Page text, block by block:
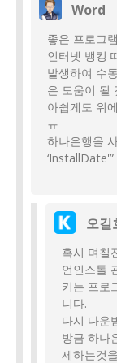
Word
좋은 프로그
인터넷 뱅킹
발생하여 수
은 도움이 될
아쉽게도 위
ㅠ
하나은행을
오길
혹시 며칠
언인스톨
키는 프로
니다.
다시 다운
방금 하나
제하는것